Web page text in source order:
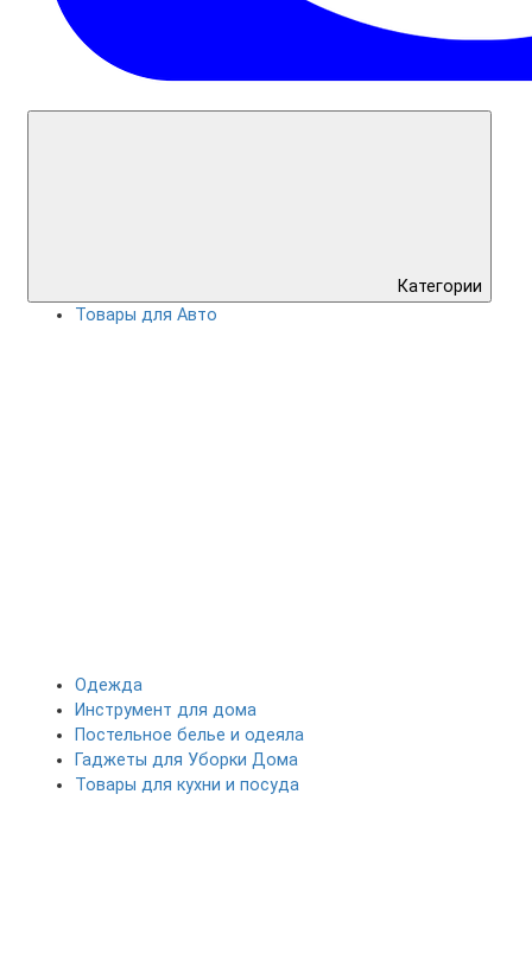
Категории
Товары для Авто
Одежда
Инструмент для дома
Постельное белье и одеяла
Гаджеты для Уборки Дома
Товары для кухни и посуда